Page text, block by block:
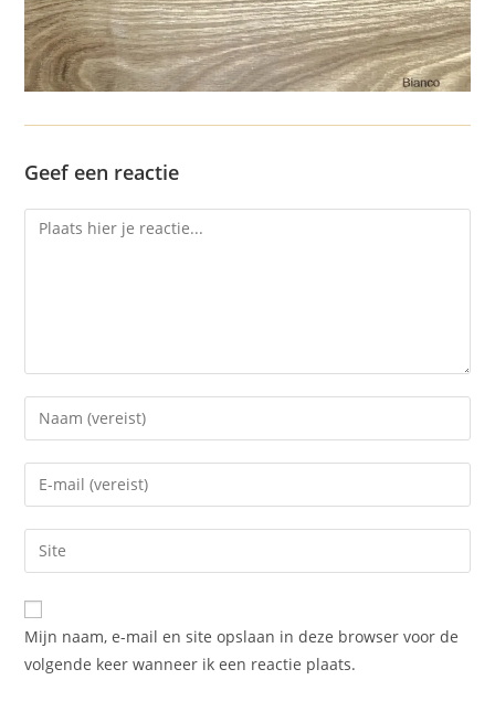
Geef een reactie
Reactie
Voer
je
naam
om
te
reageren
Voer
je
e-
mail
om
te
kunnen
Voer
je
site
URL
(optioneel)
Mijn naam, e-mail en site opslaan in deze browser voor de
volgende keer wanneer ik een reactie plaats.